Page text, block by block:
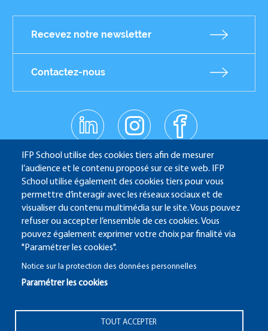
IFP School utilise des cookies tiers afin de mesurer
l’audience et le contenu proposé sur ce site web. IFP
School utilise également des cookies tiers pour vous
permettre d’interagir avec les réseaux sociaux et de
visualiser du contenu multimédia sur le site. Vous pouvez
refuser ou accepter l’ensemble de ces cookies. Vous
pouvez également exprimer votre choix par finalité via
"Paramétrer les cookies".
Notice sur la protection des données personnelles
Paramétrer les cookies
TOUT ACCEPTER
Recevez notre newsletter
Contactez-nous
Réseaux
sociaux
linkedin
instagr
am
facebo
ok
youtub
e
IFP School - 232 Avenue Napoléon Bonaparte - 92852
Rueil-Malmaison